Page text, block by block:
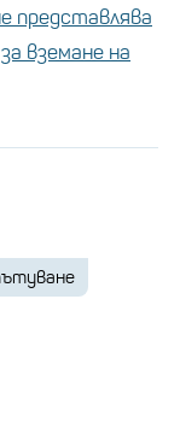
представлява
вземане на